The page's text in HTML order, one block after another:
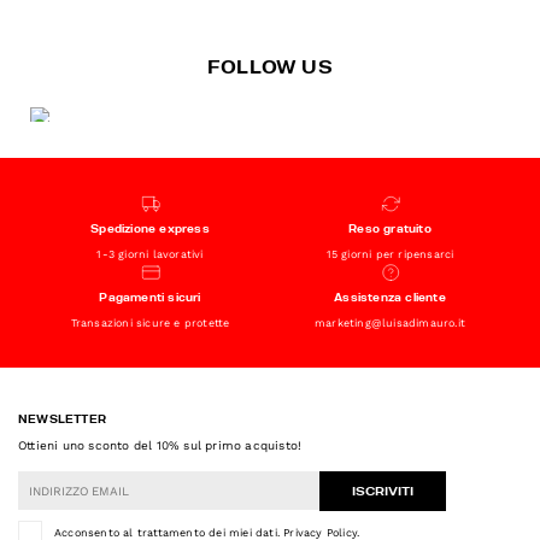
FOLLOW US
Spedizione express
1-3 giorni lavorativi
Reso gratuito
15 giorni per ripensarci
Pagamenti sicuri
Transazioni sicure e protette
Assistenza cliente
marketing@luisadimauro.it
NEWSLETTER
Ottieni uno sconto del 10% sul primo acquisto!
ISCRIVITI
Acconsento al trattamento dei miei dati. Privacy Policy.